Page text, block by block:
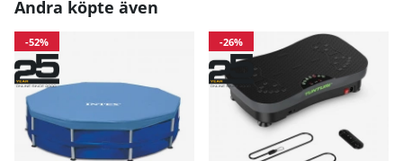
Andra köpte även
-52% -26%